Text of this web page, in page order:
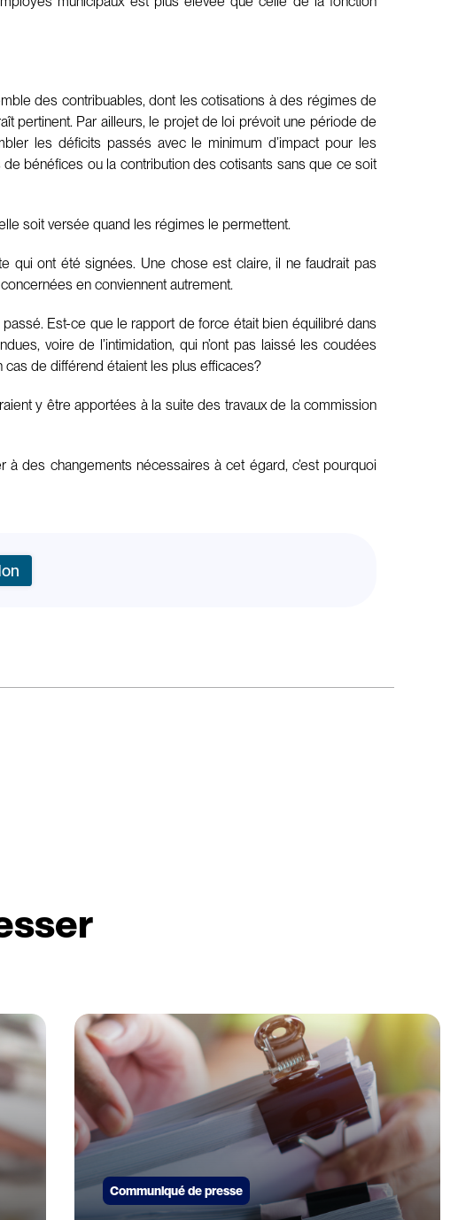
des contribuables, dont les cotisations à des régimes de
pertinent. Par ailleurs, le projet de loi prévoit une période de
les déficits passés avec le minimum d’impact pour les
bénéfices ou la contribution des cotisants sans que ce soit
soit versée quand les régimes le permettent.
qui ont été signées. Une chose est claire, il ne faudrait pas
en conviennent autrement.
Est-ce que le rapport de force était bien équilibré dans
voire de l’intimidation, qui n’ont pas laissé les coudées
de différend étaient les plus efficaces?
y être apportées à la suite des travaux de la commission
des changements nécessaires à cet égard, c’est pourquoi
Communiqué de presse